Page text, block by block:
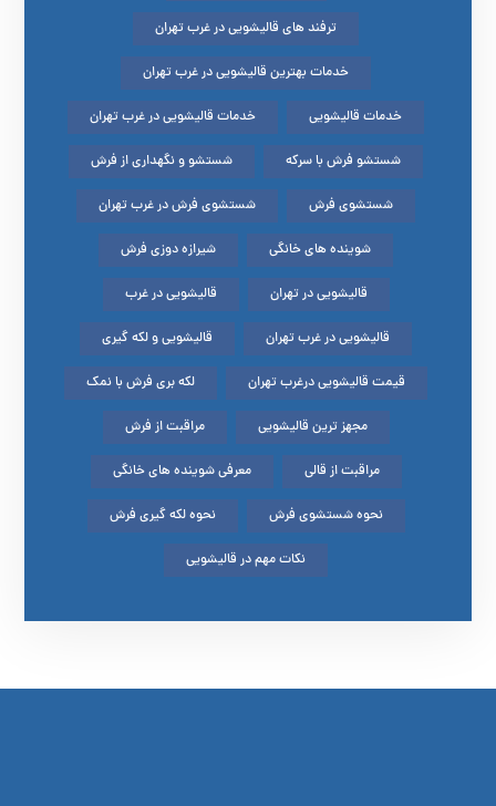
ترفند های قالیشویی در غرب تهران
خدمات بهترین قالیشویی در غرب تهران
خدمات قالیشویی خدمات قالیشویی در غرب تهران
شستشو فرش با سرکه شستشو و نگهداری از فرش
شستشوی فرش شستشوی فرش در غرب تهران
شوینده های خانگی شیرازه دوزی فرش
قالیشویی در تهران قالیشویی در غرب
قالیشویی در غرب تهران قالیشویی و لکه گیری
قیمت قالیشویی درغرب تهران لکه بری فرش با نمک
مجهز ترین قالیشویی مراقبت از فرش
مراقبت از قالی معرفی شوینده های خانگی
نحوه شستشوی فرش نحوه لکه گیری فرش
نکات مهم در قالیشویی